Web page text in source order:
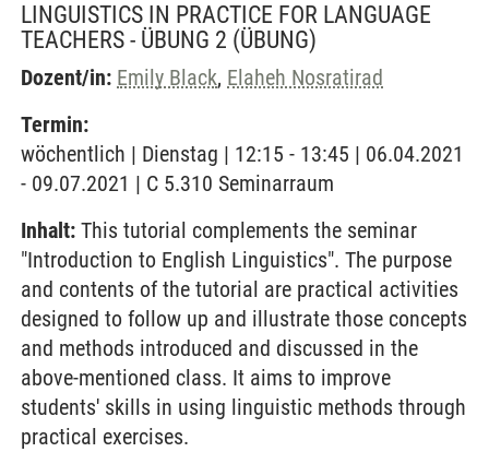
LINGUISTICS IN PRACTICE FOR LANGUAGE
TEACHERS - ÜBUNG 2 (ÜBUNG)
Dozent/in: Emily Black, Elaheh Nosratirad
Termin:
wöchentlich | Dienstag | 12:15 - 13:45 | 06.04.2021
- 09.07.2021 | C 5.310 Seminarraum
Inhalt: This tutorial complements the seminar
"Introduction to English Linguistics". The purpose
and contents of the tutorial are practical activities
designed to follow up and illustrate those concepts
and methods introduced and discussed in the
above-mentioned class. It aims to improve
students' skills in using linguistic methods through
practical exercises.